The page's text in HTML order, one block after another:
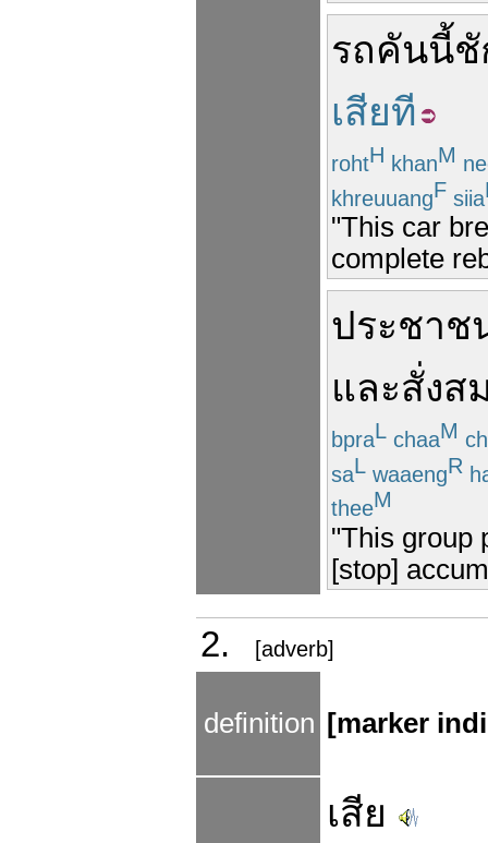
รถคันนี้ชั
เสียที
rohtH khanM
khreuuangF siia
"This car
complete
ประชาช
และสั่งส
bpraL chaaM
saL waaengR
theeM
"This group
[stop]
2. [adverb]
definition [marker
เสีย